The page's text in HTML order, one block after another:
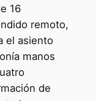
16
remoto,
el asiento
manos
de